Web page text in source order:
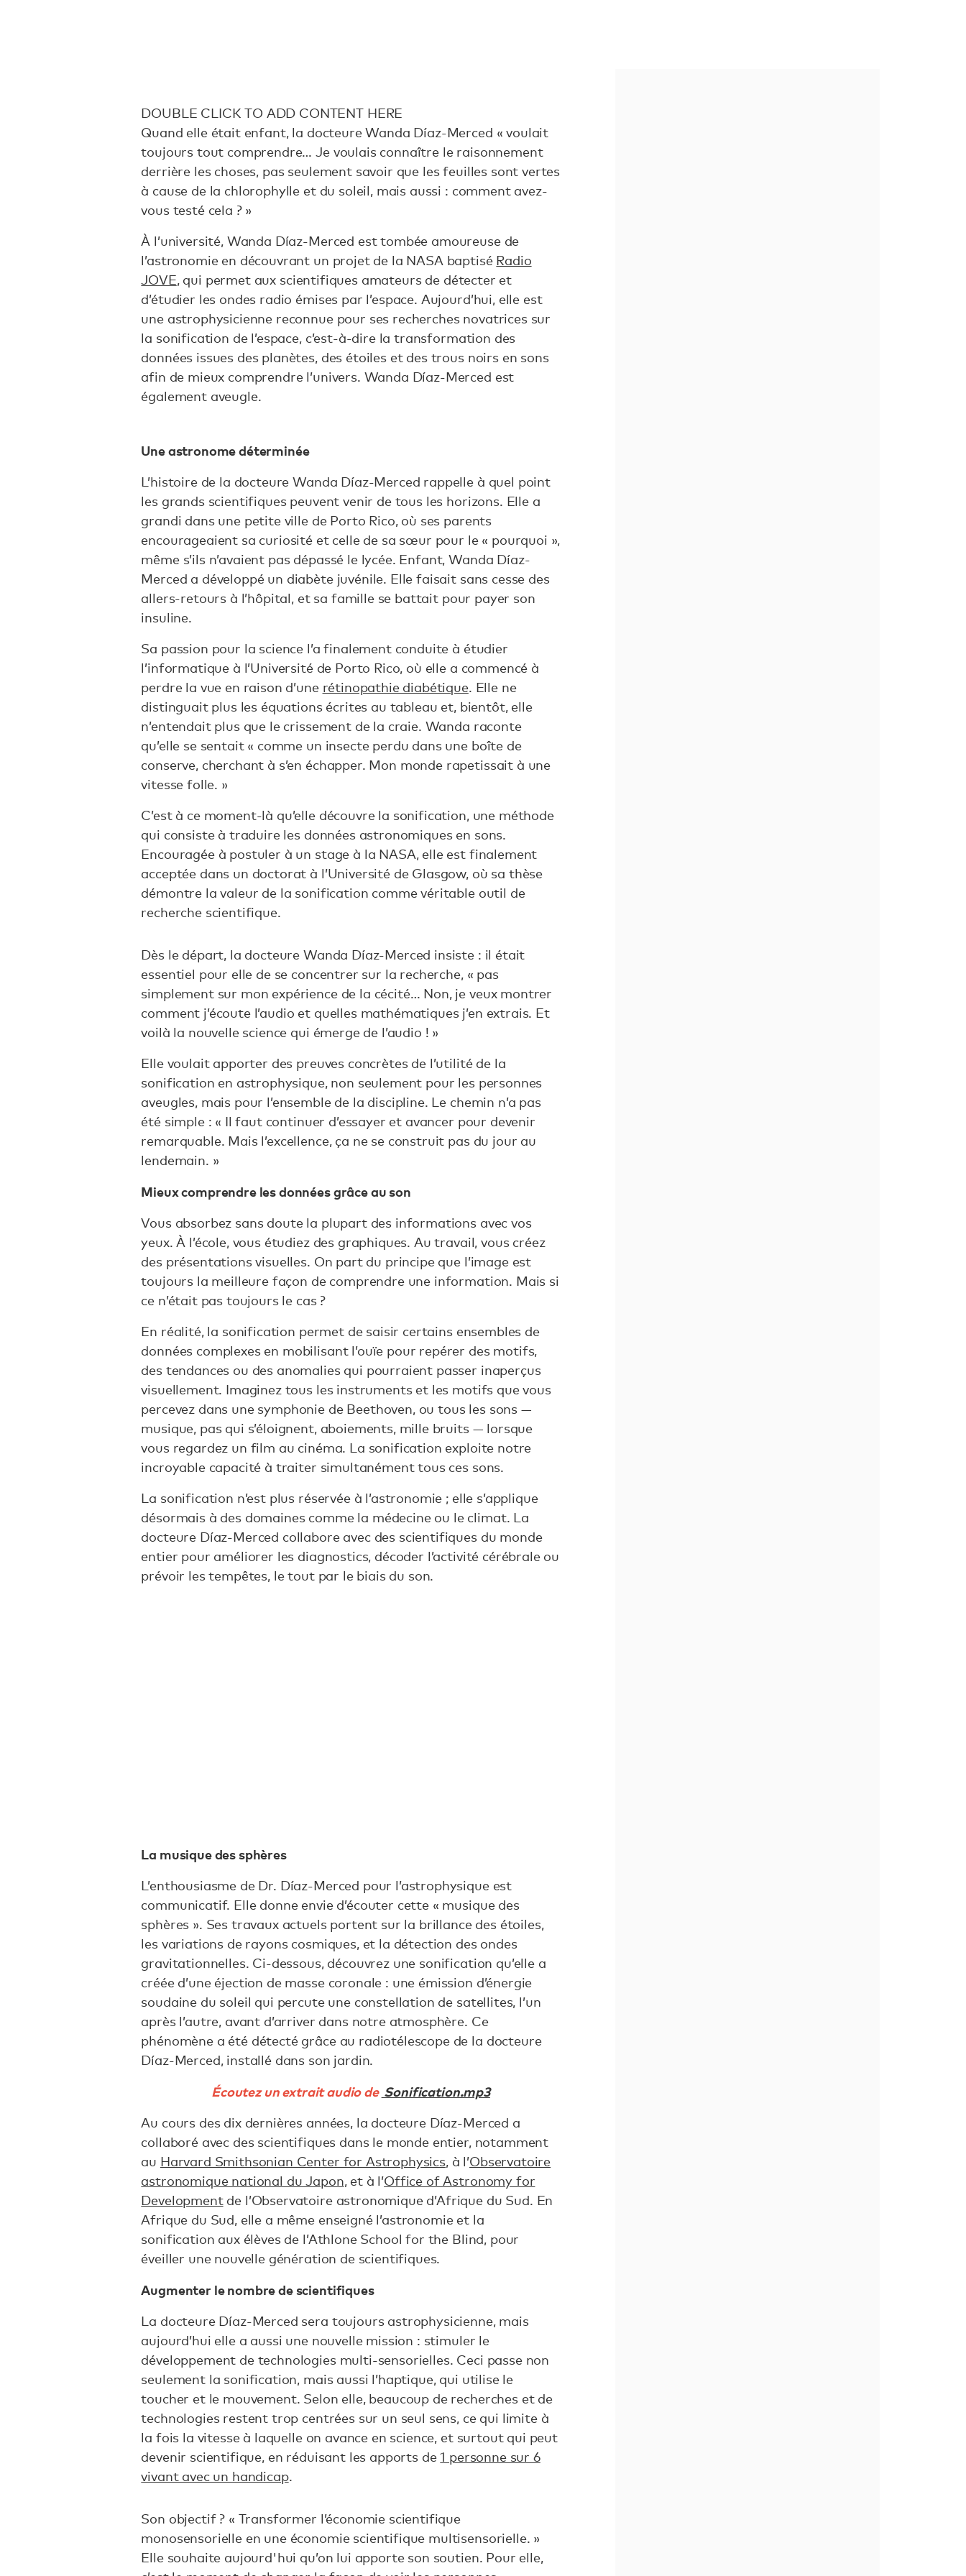
DOUBLE CLICK TO ADD CONTENT HERE
Quand elle était enfant, la docteure Wanda Díaz-Merced « voulait
toujours tout comprendre… Je voulais connaître le raisonnement
derrière les choses, pas seulement savoir que les feuilles sont vertes
à cause de la chlorophylle et du soleil, mais aussi : comment avez-
vous testé cela ? »
À l’université, Wanda Díaz-Merced est tombée amoureuse de
l’astronomie en découvrant un projet de la NASA baptisé Radio
JOVE, qui permet aux scientifiques amateurs de détecter et
d’étudier les ondes radio émises par l’espace. Aujourd’hui, elle est
une astrophysicienne reconnue pour ses recherches novatrices sur
la sonification de l’espace, c’est-à-dire la transformation des
données issues des planètes, des étoiles et des trous noirs en sons
afin de mieux comprendre l’univers. Wanda Díaz-Merced est
également aveugle.
Une astronome déterminée
L’histoire de la docteure Wanda Díaz-Merced rappelle à quel point
les grands scientifiques peuvent venir de tous les horizons. Elle a
grandi dans une petite ville de Porto Rico, où ses parents
encourageaient sa curiosité et celle de sa sœur pour le « pourquoi »,
même s’ils n’avaient pas dépassé le lycée. Enfant, Wanda Díaz-
Merced a développé un diabète juvénile. Elle faisait sans cesse des
allers-retours à l’hôpital, et sa famille se battait pour payer son
insuline.
Sa passion pour la science l’a finalement conduite à étudier
l’informatique à l’Université de Porto Rico, où elle a commencé à
perdre la vue en raison d’une rétinopathie diabétique. Elle ne
distinguait plus les équations écrites au tableau et, bientôt, elle
n’entendait plus que le crissement de la craie. Wanda raconte
qu’elle se sentait « comme un insecte perdu dans une boîte de
conserve, cherchant à s’en échapper. Mon monde rapetissait à une
vitesse folle. »
C’est à ce moment-là qu’elle découvre la sonification, une méthode
qui consiste à traduire les données astronomiques en sons.
Encouragée à postuler à un stage à la NASA, elle est finalement
acceptée dans un doctorat à l’Université de Glasgow, où sa thèse
démontre la valeur de la sonification comme véritable outil de
recherche scientifique.
Dès le départ, la docteure Wanda Díaz-Merced insiste : il était
essentiel pour elle de se concentrer sur la recherche, « pas
simplement sur mon expérience de la cécité… Non, je veux montrer
comment j’écoute l’audio et quelles mathématiques j’en extrais. Et
voilà la nouvelle science qui émerge de l’audio ! »
Elle voulait apporter des preuves concrètes de l’utilité de la
sonification en astrophysique, non seulement pour les personnes
aveugles, mais pour l’ensemble de la discipline. Le chemin n’a pas
été simple : « Il faut continuer d’essayer et avancer pour devenir
remarquable. Mais l’excellence, ça ne se construit pas du jour au
lendemain. »
Mieux comprendre les données grâce au son
Vous absorbez sans doute la plupart des informations avec vos
yeux. À l’école, vous étudiez des graphiques. Au travail, vous créez
des présentations visuelles. On part du principe que l’image est
toujours la meilleure façon de comprendre une information. Mais si
ce n’était pas toujours le cas ?
En réalité, la sonification permet de saisir certains ensembles de
données complexes en mobilisant l’ouïe pour repérer des motifs,
des tendances ou des anomalies qui pourraient passer inaperçus
visuellement. Imaginez tous les instruments et les motifs que vous
percevez dans une symphonie de Beethoven, ou tous les sons —
musique, pas qui s’éloignent, aboiements, mille bruits — lorsque
vous regardez un film au cinéma. La sonification exploite notre
incroyable capacité à traiter simultanément tous ces sons.
La sonification n’est plus réservée à l’astronomie ; elle s’applique
désormais à des domaines comme la médecine ou le climat. La
docteure Díaz-Merced collabore avec des scientifiques du monde
entier pour améliorer les diagnostics, décoder l’activité cérébrale ou
prévoir les tempêtes, le tout par le biais du son.
La musique des sphères
L’enthousiasme de Dr. Díaz-Merced pour l’astrophysique est
communicatif. Elle donne envie d’écouter cette « musique des
sphères ». Ses travaux actuels portent sur la brillance des étoiles,
les variations de rayons cosmiques, et la détection des ondes
gravitationnelles. Ci-dessous, découvrez une sonification qu’elle a
créée d’une éjection de masse coronale : une émission d’énergie
soudaine du soleil qui percute une constellation de satellites, l’un
après l’autre, avant d’arriver dans notre atmosphère. Ce
phénomène a été détecté grâce au radiotélescope de la docteure
Díaz-Merced, installé dans son jardin.
Écoutez un extrait audio de Sonification.mp3
Au cours des dix dernières années, la docteure Díaz-Merced a
collaboré avec des scientifiques dans le monde entier, notamment
au Harvard Smithsonian Center for Astrophysics, à l’Observatoire
astronomique national du Japon, et à l’Office of Astronomy for
Developmentde l’Observatoire astronomique d’Afrique du Sud. En
Afrique du Sud, elle a même enseigné l’astronomie et la
sonification aux élèves de l’Athlone School for the Blind, pour
éveiller une nouvelle génération de scientifiques.
Augmenter le nombre de scientifiques
La docteure Díaz-Merced sera toujours astrophysicienne, mais
aujourd’hui elle a aussi une nouvelle mission : stimuler le
développement de technologies multi-sensorielles. Ceci passe non
seulement la sonification, mais aussi l’haptique, qui utilise le
toucher et le mouvement. Selon elle, beaucoup de recherches et de
technologies restent trop centrées sur un seul sens, ce qui limite à
la fois la vitesse à laquelle on avance en science, et surtout qui peut
devenir scientifique, en réduisant les apports de1 personne sur 6
vivant avec un handicap.
Son objectif ? « Transformer l’économie scientifique
monosensorielle en une économie scientifique multisensorielle. »
Elle souhaite aujourd'hui qu’on lui apporte son soutien. Pour elle,